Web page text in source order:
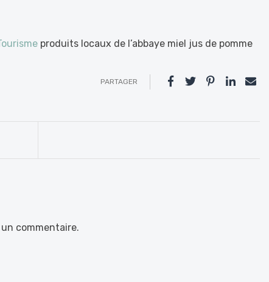
produits locaux de l’abbaye miel jus de pomme
PARTAGER
commentaire.